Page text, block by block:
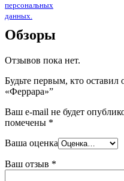
персональных
данных.
Обзоры
Отзывов пока нет.
Будьте первым, кто оставил
«Феррара»”
Ваш e-mail не будет
помечены *
Ваша оценка
Ваш отзыв *